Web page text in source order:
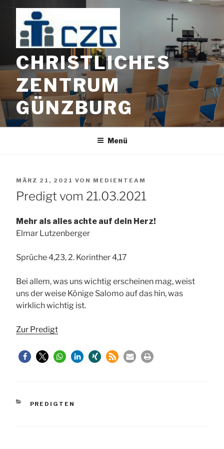
springen
CHRISTLICHES
ZENTRUM
GÜNZBURG
Menü
VERÖFFENTLICHT
AM
MÄRZ 21, 2021 VON MEDIENTEAM
Predigt vom 21.03.2021
Mehr als alles achte auf dein Herz!
Elmar Lutzenberger
Sprüche 4,23, 2. Korinther 4,17
Bei allem, was uns wichtig erscheinen mag, weist
uns der weise Könige Salomo auf das hin, was
wirklich wichtig ist.
Zur Predigt
KATEGORIEN
PREDIGTEN